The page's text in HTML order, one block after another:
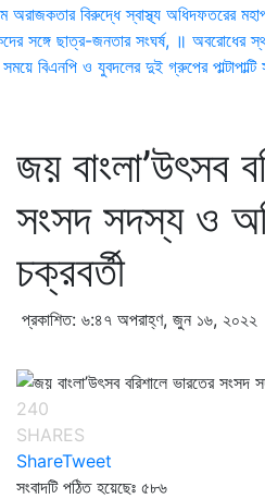
অরাজকতার বিরুদ্ধে স্বাস্থ্য অধিদফতরের
সঙ্গে ছাত্র-জনতার সংঘর্ষ, ॥ অবরোধের
বিএনপি ও যুবদলের দুই গ্রুপের পাল্টাপাল্টি
জয় বাংলা’উৎসব
সংসদ সদস্য ও
চক্রবর্তী
প্রকাশিত: ৬:৪৭ অপরাহ্ণ, জুন ১৬, ২০২২
240
SHARES
ShareTweet
সংবাদটি পঠিত হয়েছেঃ ৫৮৬